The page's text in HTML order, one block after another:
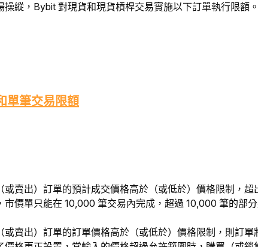
縱，Bybit 對現貨和現貨槓桿交易實施以下訂單執行限額。
單筆交易限額
或賣出）訂單的預計成交價格高於（或低於）價格限制，
價單只能在 10,000 筆交易內完成，超過 10,000 筆的部分
或賣出）訂單的訂單價格高於（或低於）價格限制，則訂